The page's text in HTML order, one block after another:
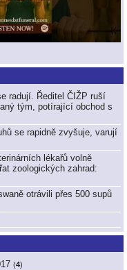
radují. Ředitel ČIŽP ruší
tým, potírající obchod s
se rapidně zvyšuje, varují
lékařů volně
zoologických zahrad:
otrávili přes 500 supů
(4)